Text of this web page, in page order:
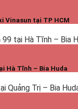
Vinasun tại TP HCM
Hà Tĩnh – Bia Huda